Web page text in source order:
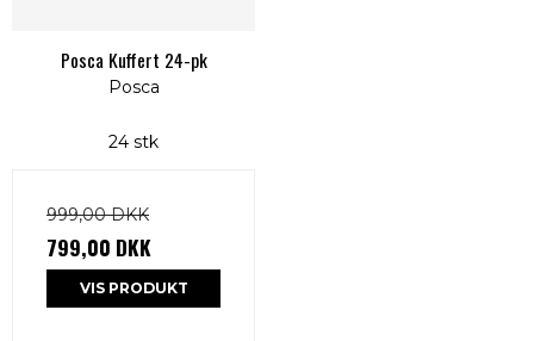
Posca Kuffert 24-pk
Posca
24 stk
999,00 DKK
799,00 DKK
VIS PRODUKT